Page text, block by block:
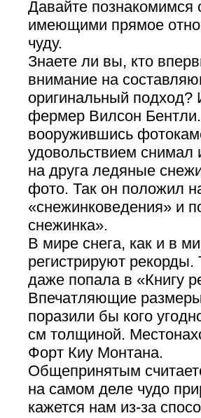
Давайте
имеющими прямое
чуду.
Знаете ли вы, кто
внимание на
оригинальный
фермер Вилсон Бентли.
вооружившись
удовольствием снимал
на друга ледяные
фото. Так он положил
«снежинковедения» и
снежинка».
В мире снега, как и в
регистрируют
даже попала в «Книгу
Впечатляющие
поразили бы кого
см толщиной.
Форт Киу Монтана.
Общепринятым
на самом деле чудо
кажется нам из-за